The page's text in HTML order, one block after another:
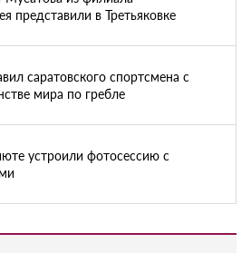
представили в Третьяковке
саратовского спортсмена с
мира по гребле
устроили фотосессию с